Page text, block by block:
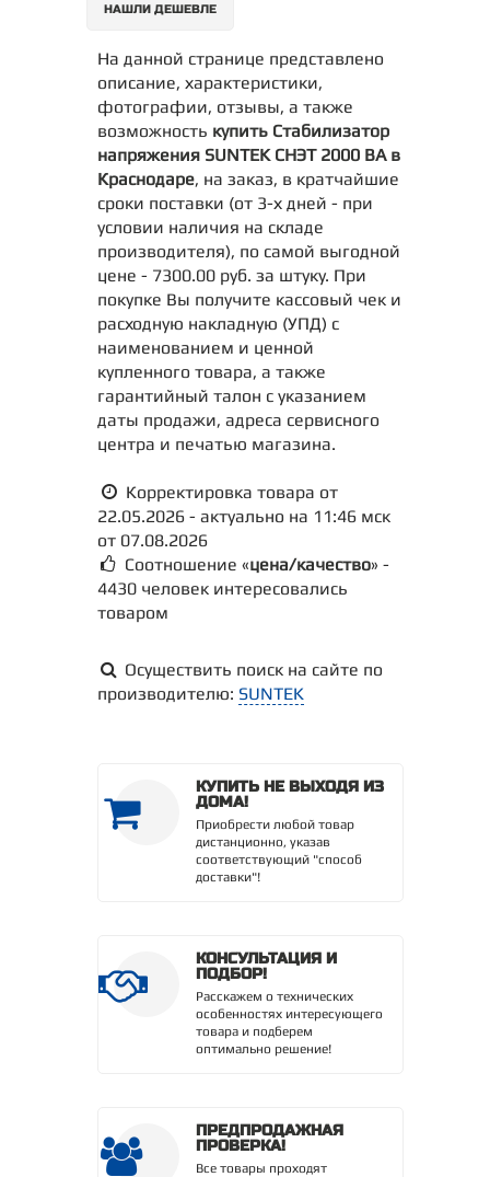
НАШЛИ ДЕШЕВЛЕ
На данной странице представлено
описание, характеристики,
фотографии, отзывы, а также
возможность купить Стабилизатор
напряжения SUNTEK СНЭТ 2000 ВА в
Краснодаре, на заказ, в кратчайшие
сроки поставки (от 3-х дней - при
условии наличия на складе
производителя), по самой выгодной
цене - 7300.00 руб. за штуку. При
покупке Вы получите кассовый чек и
расходную накладную (УПД) с
наименованием и ценной
купленного товара, а также
гарантийный талон с указанием
даты продажи, адреса сервисного
центра и печатью магазина.
Корректировка товара от
22.05.2026 - актуально на 11:46 мск
от 07.08.2026
Соотношение «цена/качество» -
4430 человек интересовались
товаром
Осуществить поиск на сайте по
производителю: SUNTEK
КУПИТЬ НЕ ВЫХОДЯ ИЗ
ДОМА!
Приобрести любой товар
дистанционно, указав
соответствующий "способ
доставки"!
КОНСУЛЬТАЦИЯ И
ПОДБОР!
Расскажем о технических
особенностях интересующего
товара и подберем
оптимально решение!
ПРЕДПРОДАЖНАЯ
ПРОВЕРКА!
Все товары проходят